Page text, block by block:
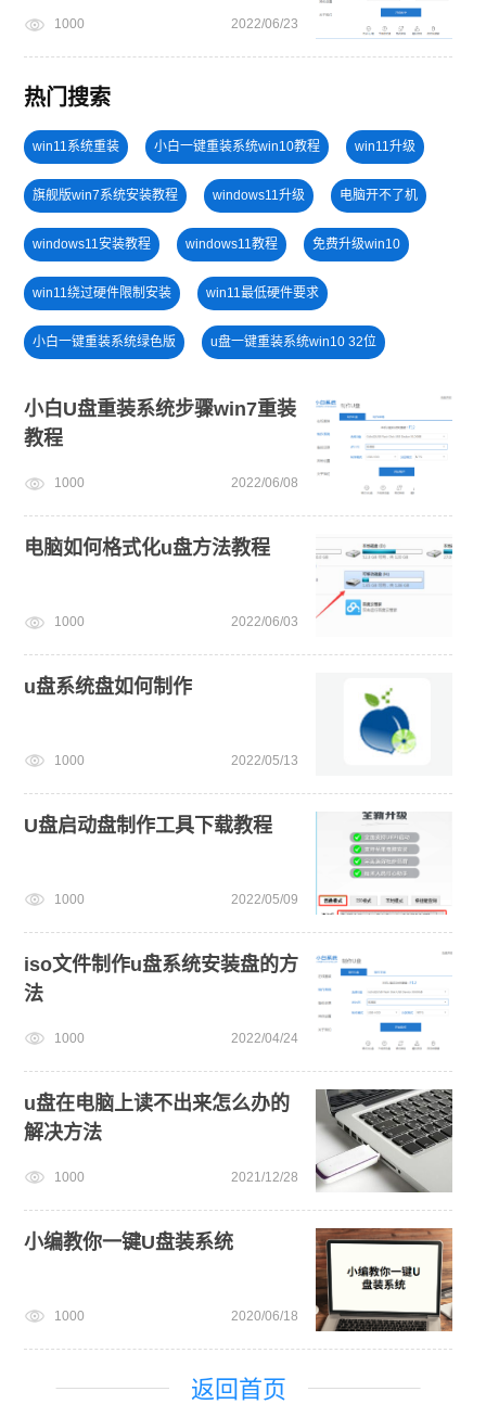
1000 2022/06/23
热门搜索
win11系统重装 小白一键重装系统win10教程 win11升级
旗舰版win7系统安装教程 windows11升级 电脑开不了机
windows11安装教程 windows11教程 免费升级win10
win11绕过硬件限制安装 win11最低硬件要求
小白一键重装系统绿色版 u盘一键重装系统win10 32位
win11一键安装 win11下载
安装系统win7
小白U盘重装系统步骤win7重装
教程
1000 2022/06/08
电脑如何格式化u盘方法教程
1000 2022/06/03
u盘系统盘如何制作
1000 2022/05/13
U盘启动盘制作工具下载教程
1000 2022/05/09
iso文件制作u盘系统安装盘的方
法
1000 2022/04/24
u盘在电脑上读不出来怎么办的
解决方法
1000 2021/12/28
小编教你一键U盘装系统
1000 2020/06/18
返回首页